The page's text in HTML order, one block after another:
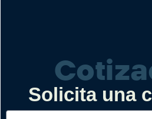
Solicita una